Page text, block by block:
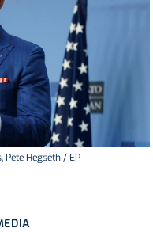
Pete Hegseth / EP